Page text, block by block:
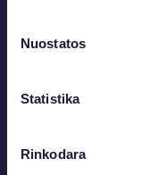
Nuostatos
Statistika
Rinkodara
prenumeratos, nei banko